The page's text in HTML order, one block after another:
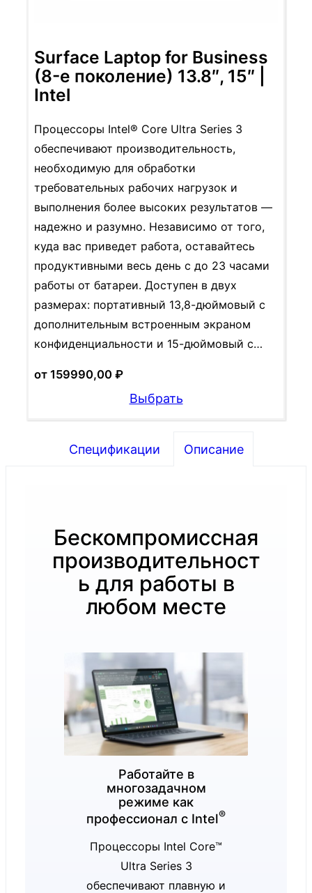
Surface Laptop for Business
(8-е поколение) 13.8″, 15″ |
Intel
Процессоры Intel® Core Ultra Series 3
обеспечивают производительность,
необходимую для обработки
требовательных рабочих нагрузок и
выполнения более высоких результатов —
надежно и разумно. Независимо от того,
куда вас приведет работа, оставайтесь
продуктивными весь день с до 23 часами
работы от батареи. Доступен в двух
размерах: портативный 13,8-дюймовый с
дополнительным встроенным экраном
конфиденциальности и 15-дюймовый с…
от 159990,00 ₽
Выбрать
Спецификации Описание
Процессор
Business,
13.8-inch:
Intel®Core™
335 (Series 3)
Intel Core™
Ultra 7
processor
366H (Series
3)
Intel ®Core™
processor
368H (Series
Бескомпромиссная
производительност
ь для работы в
любом месте
Работайте в
многозадачном
режиме как
профессионал с Intel®
Процессоры Intel Core™
Ultra Series 3
обеспечивают плавную и